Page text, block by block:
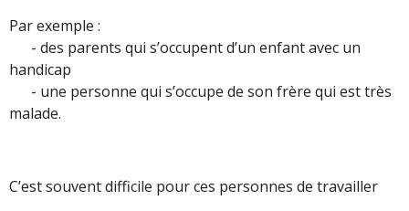
Par exemple :
- des parents qui s’occupent d’un enfant avec un
handicap
- une personne qui s’occupe de son frère qui est très
malade.
C’est souvent difficile pour ces personnes de travailler